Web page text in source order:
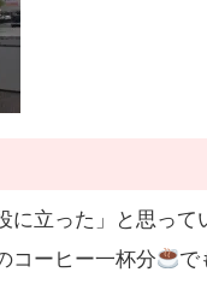
立った」と思って
コーヒー一杯分
で